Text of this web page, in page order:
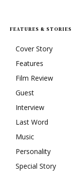
FEATURES & STORIES
Cover Story
Features
Film Review
Guest
Interview
Last Word
Music
Personality
Special Story